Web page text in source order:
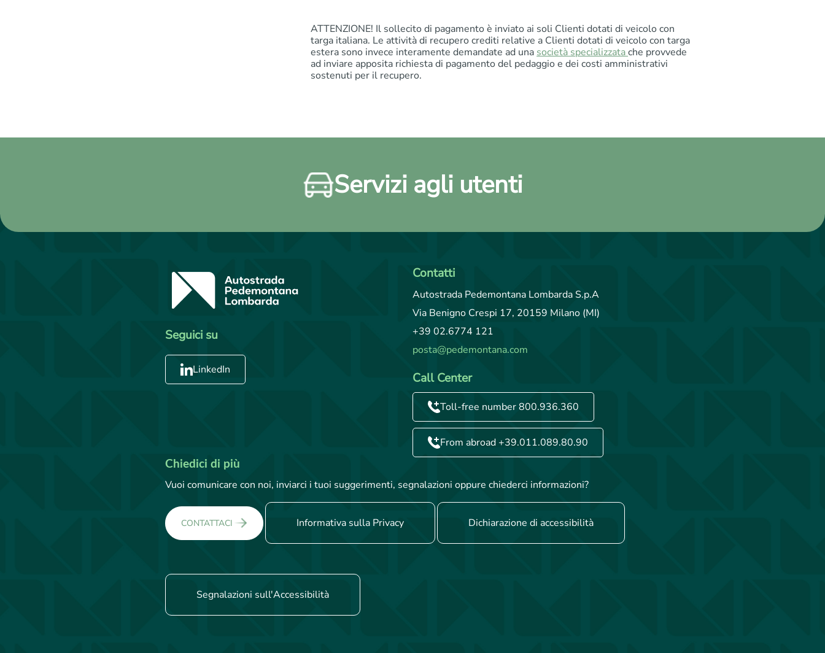
ATTENZIONE! Il sollecito di pagamento è inviato ai soli Clienti dotati di veicolo con
targa italiana. Le attività di recupero crediti relative a Clienti dotati di veicolo con targa
estera sono invece interamente demandate ad una società specializzatache provvede
ad inviare apposita richiesta di pagamento del pedaggio e dei costi amministrativi
sostenuti per il recupero.
Servizi agli utenti
Seguici su
LinkedIn
Contatti
Autostrada Pedemontana Lombarda S.p.A
Via Benigno Crespi 17, 20159 Milano (MI)
+39 02.6774 121
posta@pedemontana.com
Call Center
Toll-free number 800.936.360
From abroad +39.011.089.80.90
Chiedici di più
Vuoi comunicare con noi, inviarci i tuoi suggerimenti, segnalazioni oppure chiederci informazioni?
CONTATTACI Informativa sulla Privacy Dichiarazione di accessibilità
Segnalazioni sull'Accessibilità